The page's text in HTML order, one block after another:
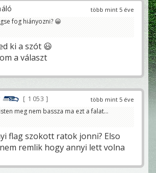
több mint 5 éve
fog hiányozni? 😀
ki a szót 😃
a választ
több mint 5 éve
1 053
meg nem bassza ma ezt a falat...
flag szokott ratok jonni? Elso
remlik hogy annyi lett volna